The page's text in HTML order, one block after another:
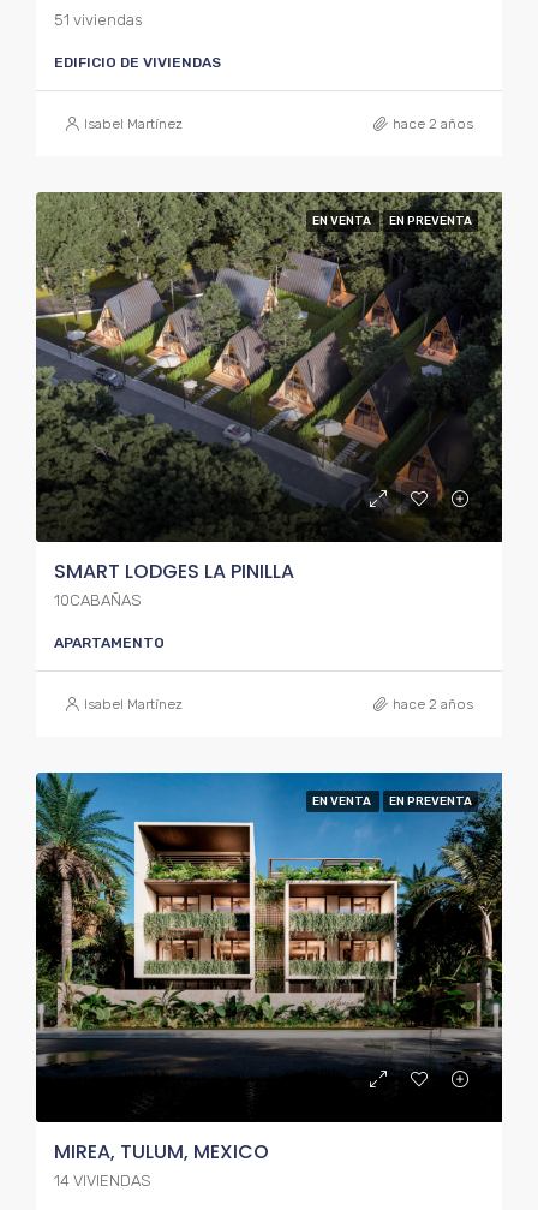
51 viviendas
EDIFICIO DE VIVIENDAS
Isabel Martínez hace 2 años
EN VENTA EN PREVENTA
SMART LODGES LA PINILLA
10CABAÑAS
APARTAMENTO
Isabel Martínez hace 2 años
EN VENTA EN PREVENTA
MIREA, TULUM, MEXICO
14 VIVIENDAS